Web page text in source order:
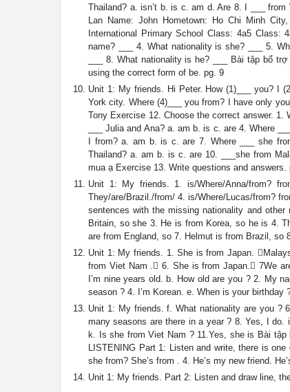
Thailand? a. isn’t b. is c. am d. Are 8. I ___
Lan Name: John Hometown: Ho Chi Minh
International Primary School Class: 4a5
name? ___ 4. What nationality is she? ___ 5.
___ 8. What nationality is he? ___ Bài tập bổ
using the correct form of be. pg. 9
Unit 1: My friends. Hi Peter. How (1)___ you? I
York city. Where (4)___ you from? I have only
Tony Exercise 12. Choose the correct answer.
___ Julia and Ana? a. am b. is c. are 4. Where
I from? a. am b. is c. are 7. Where ___ she
Thailand? a. am b. is c. are 10. ___she from
mua ạ Exercise 13. Write questions and answers.
Unit 1: My friends. 1. is/Where/Anna/from?
They/are/Brazil./from/ 4. is/Where/Lucas/from?
sentences with the missing nationality and
Britain, so she 3. He is from Korea, so he is 4.
are from England, so 7. Helmut is from Brazil,
Unit 1: My friends. 1. She is from Japan.
from Viet Nam . 6. She is from Japan. 7We
I’m nine years old. b. How old are you ? 2. My
season ? 4. I’m Korean. e. When is your birthday
Unit 1: My friends. f. What nationality are you ?
many seasons are there in a year ? 8. Yes, I do.
k. Is she from Viet Nam ? 11.Yes, she is Bài
LISTENING Part 1: Listen and write, there is
she from? She’s from . 4. He’s my new friend.
Unit 1: My friends. Part 2: Listen and draw line,